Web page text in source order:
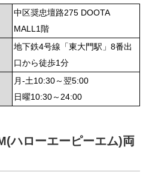
中区奨忠壇路275 DOOTA
MALL1階
地下鉄4号線「東大門駅」8番出
口から徒歩1分
月-土10:30～翌5:00
日曜10:30～24:00
ハローエーピーエム)両